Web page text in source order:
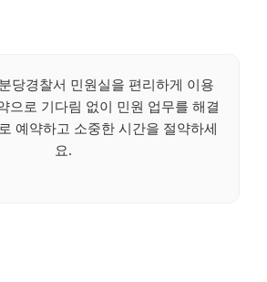
분당경찰서 민원실을 편리하게 이용
으로 기다림 없이 민원 업무를 해결
예약하고 소중한 시간을 절약하세
요.